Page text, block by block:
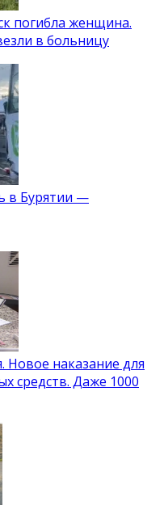
погибла женщина.
в больницу
в Бурятии —
Новое наказание для
средств. Даже 1000